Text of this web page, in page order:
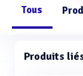
Tous
Produits